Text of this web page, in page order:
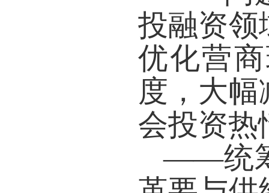
投融资领
优化营
度，大
会投资热
——统